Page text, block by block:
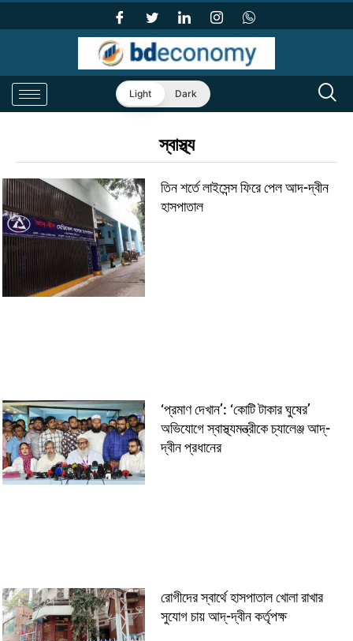
Light Dark
স্বাস্থ্য
তিন শর্তে লাইসেন্স ফিরে পেল আদ-দ্বীন
হাসপাতাল
‘প্রমাণ দেখান’: ‘কোটি টাকার ঘুষের’
অভিযোগে স্বাস্থ্যমন্ত্রীকে চ্যালেঞ্জ আদ্-
দ্বীন প্রধানের
রোগীদের স্বার্থে হাসপাতাল খোলা রাখার
সুযোগ চায় আদ্-দ্বীন কর্তৃপক্ষ